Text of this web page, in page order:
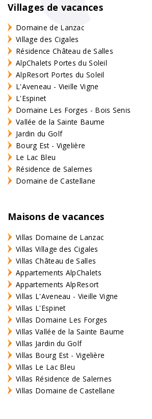
Villages de vacances
Domaine de Lanzac
Village des Cigales
Résidence Château de Salles
AlpChalets Portes du Soleil
AlpResort Portes du Soleil
L'Aveneau - Vieille Vigne
L'Espinet
Domaine Les Forges - Bois Senis
Vallée de la Sainte Baume
Jardin du Golf
Bourg Est - Vigelière
Le Lac Bleu
Résidence de Salernes
Domaine de Castellane
Maisons de vacances
Villas Domaine de Lanzac
Villas Village des Cigales
Villas Château de Salles
Appartements AlpChalets
Appartements AlpResort
Villas L'Aveneau - Vieille Vigne
Villas L'Espinet
Villas Domaine Les Forges
Villas Vallée de la Sainte Baume
Villas Jardin du Golf
Villas Bourg Est - Vigelière
Villas Le Lac Bleu
Villas Résidence de Salernes
Villas Domaine de Castellane